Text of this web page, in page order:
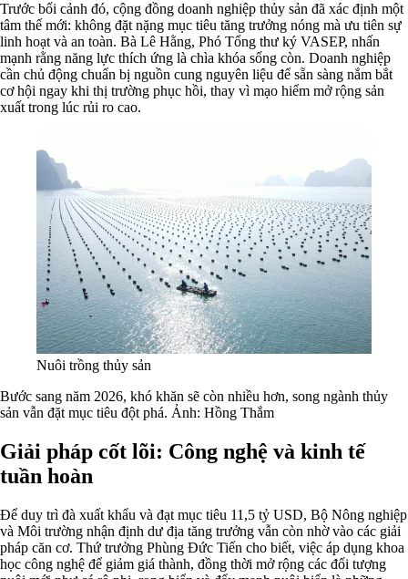
Trước bối cảnh đó, cộng đồng doanh nghiệp thủy sản đã xác định một
tâm thế mới: không đặt nặng mục tiêu tăng trưởng nóng mà ưu tiên sự
linh hoạt và an toàn. Bà Lê Hằng, Phó Tổng thư ký VASEP, nhấn
mạnh rằng năng lực thích ứng là chìa khóa sống còn. Doanh nghiệp
cần chủ động chuẩn bị nguồn cung nguyên liệu để sẵn sàng nắm bắt
cơ hội ngay khi thị trường phục hồi, thay vì mạo hiểm mở rộng sản
xuất trong lúc rủi ro cao.
Nuôi trồng thủy sản
Bước sang năm 2026, khó khăn sẽ còn nhiều hơn, song ngành thủy
sản vẫn đặt mục tiêu đột phá. Ảnh: Hồng Thắm
Giải pháp cốt lõi: Công nghệ và kinh tế
tuần hoàn
Để duy trì đà xuất khẩu và đạt mục tiêu 11,5 tỷ USD, Bộ Nông nghiệp
và Môi trường nhận định dư địa tăng trưởng vẫn còn nhờ vào các giải
pháp căn cơ. Thứ trưởng Phùng Đức Tiến cho biết, việc áp dụng khoa
học công nghệ để giảm giá thành, đồng thời mở rộng các đối tượng